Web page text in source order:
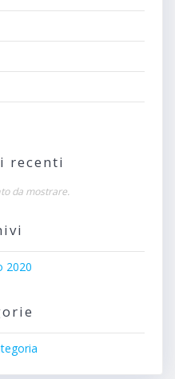
recenti
da mostrare.
2020